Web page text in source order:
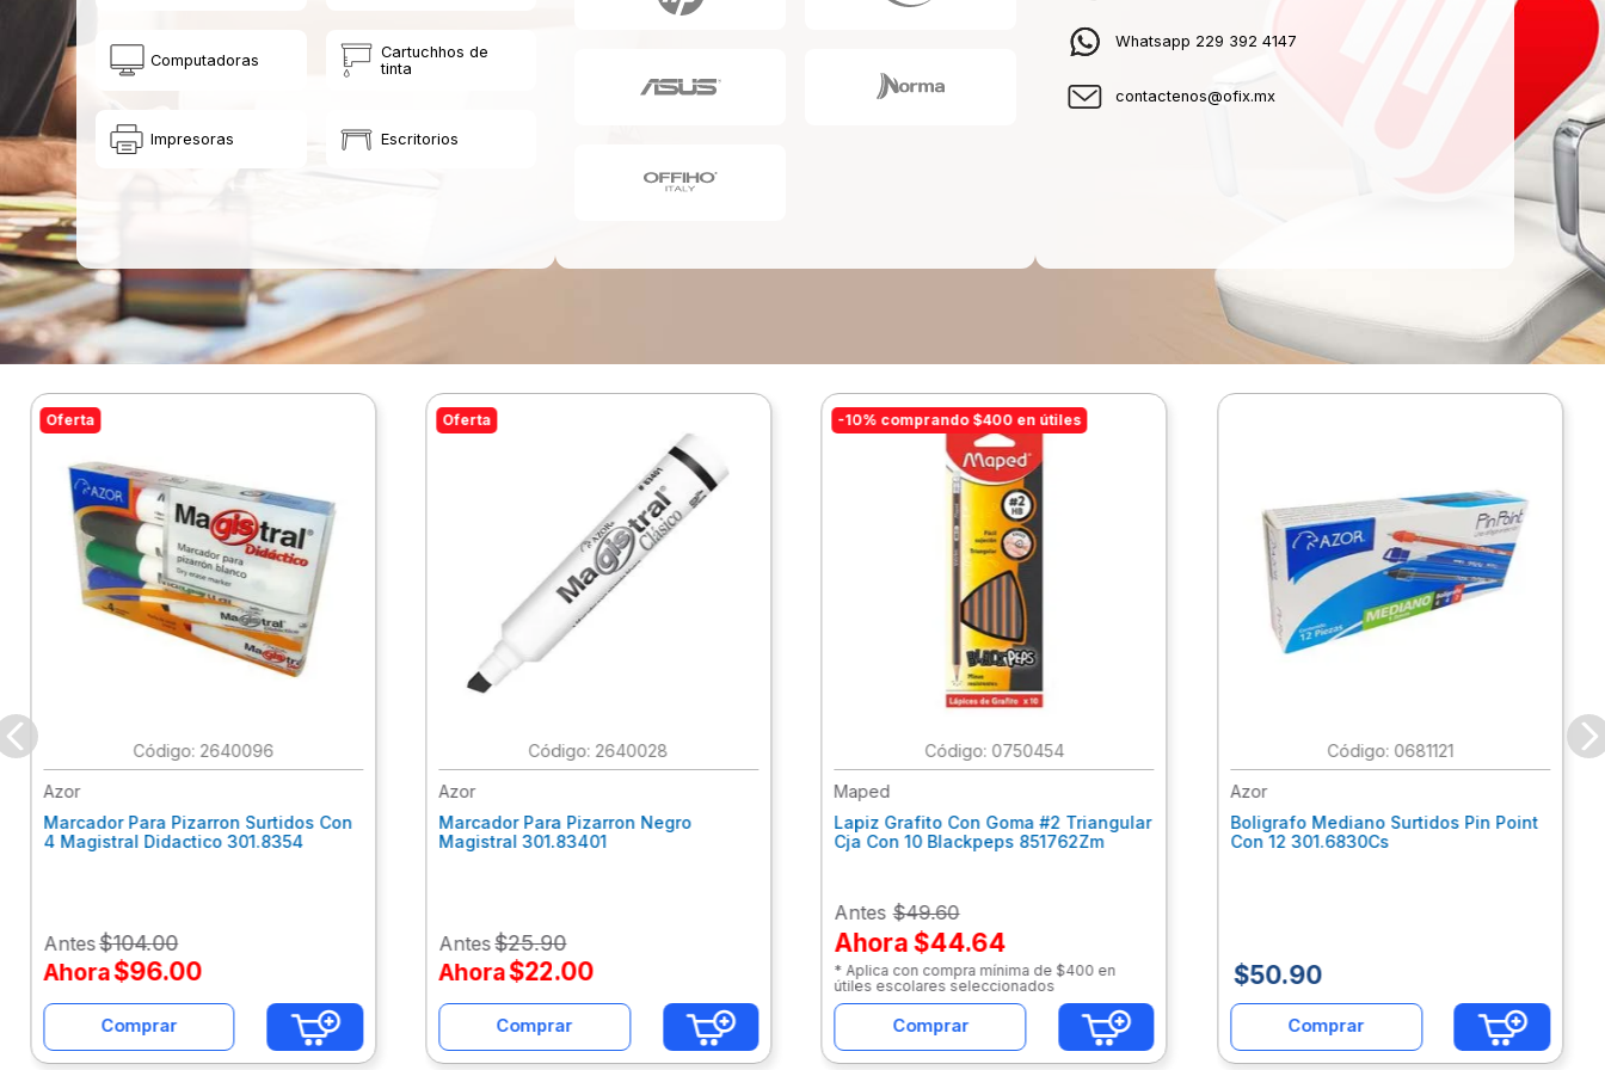
Computadoras
Cartuchhos de
tinta
Impresoras Escritorios
Whatsapp 229 392 4147
contactenos@ofix.mx
Oferta
: 2640096
Azor
Marcador Para Pizarron Surtidos Con
4 Magistral Didactico 301.8354
Antes$104.00
Ahora$96.00
Comprar
Oferta
: 2640028
Azor
Marcador Para Pizarron Negro
Magistral 301.83401
Antes$25.90
Ahora$22.00
Comprar
-10% comprando $400 en útiles
: 0750454
Maped
Lapiz Grafito Con Goma #2 Triangular
Cja Con 10 Blackpeps 851762Zm
Antes$49.60
Ahora$44.64
* Aplica con compra mínima de $400 en
útiles escolares seleccionados
Comprar
: 0681121
Azor
Boligrafo Mediano Surtidos Pin Point
Con 12 301.6830Cs
$50.90
Comprar